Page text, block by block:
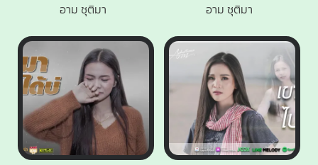
อาม ชุติมา
อาม ชุติมา